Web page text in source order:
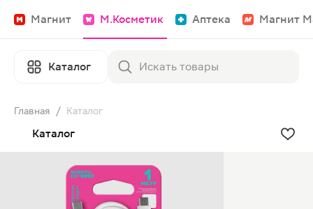
Магнит М.Косметик Аптека Магнит
Каталог
Главная / Каталог
Каталог